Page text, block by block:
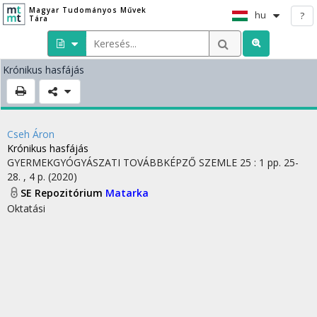
Magyar Tudományos Művek
Tára
hu ?
Krónikus hasfájás
Cseh Áron
Krónikus hasfájás
GYERMEKGYÓGYÁSZATI TOVÁBBKÉPZŐ SZEMLE 25 : 1 pp. 25-
28. , 4 p. (2020)
SE Repozitórium Matarka
Oktatási